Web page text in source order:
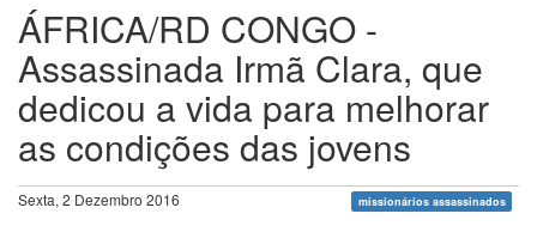
ÁFRICA/RD CONGO -
Assassinada Irmã Clara, que
dedicou a vida para melhorar
as condições das jovens
Sexta, 2 Dezembro 2016 missionários assassinados